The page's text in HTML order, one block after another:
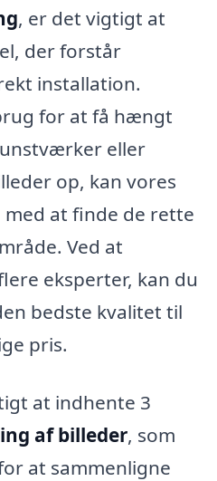
, er det vigtigt at
der forstår
installation.
for at få hængt
eller
op, kan vores
at finde de rette
Ved at
eksperter, kan du
bedste kvalitet til
pris.
at indhente 3
af billeder, som
at sammenligne